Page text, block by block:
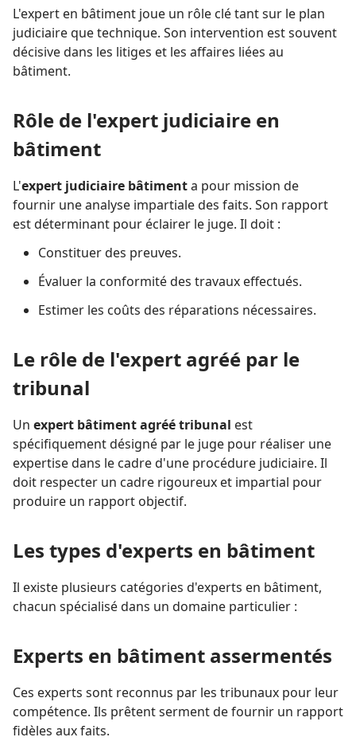
L'expert en bâtiment joue un rôle clé tant sur le plan
judiciaire que technique. Son intervention est souvent
décisive dans les litiges et les affaires liées au
bâtiment.
Rôle de l'expert judiciaire en
bâtiment
L'expert judiciaire bâtimenta pour mission de
fournir une analyse impartiale des faits. Son rapport
est déterminant pour éclairer le juge. Il doit :
Constituer des preuves.
Évaluer la conformité des travaux effectués.
Estimer les coûts des réparations nécessaires.
Le rôle de l'expert agréé par le
tribunal
Un expert bâtiment agréé tribunal est
spécifiquement désigné par le juge pour réaliser une
expertise dans le cadre d'une procédure judiciaire. Il
doit respecter un cadre rigoureux et impartial pour
produire un rapport objectif.
Les types d'experts en bâtiment
Il existe plusieurs catégories d'experts en bâtiment,
chacun spécialisé dans un domaine particulier :
Experts en bâtiment assermentés
Ces experts sont reconnus par les tribunaux pour leur
compétence. Ils prêtent serment de fournir un rapport
fidèles aux faits.